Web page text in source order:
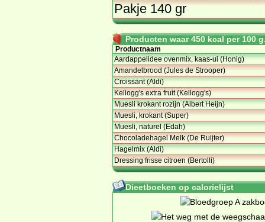
Pakje 140 gr
Producten waar 450 kcal per 100
Productnaam
Aardappelidee ovenmix, kaas-ui (Honig)
Amandelbrood (Jules de Strooper)
Croissant (Aldi)
Kellogg's extra fruit (Kellogg's)
Muesli krokant rozijn (Albert Heijn)
Muesli, krokant (Super)
Muesli, naturel (Edah)
Chocoladehagel Melk (De Ruijter)
Hagelmix (Aldi)
Dressing frisse citroen (Bertolli)
Dieetboeken op calorielijst